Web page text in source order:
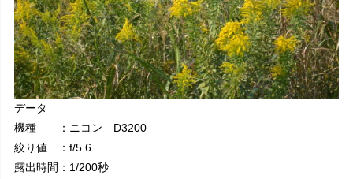
データ
機種 ：ニコン D3200
絞り値 ：f/5.6
露出時間：1/200秒